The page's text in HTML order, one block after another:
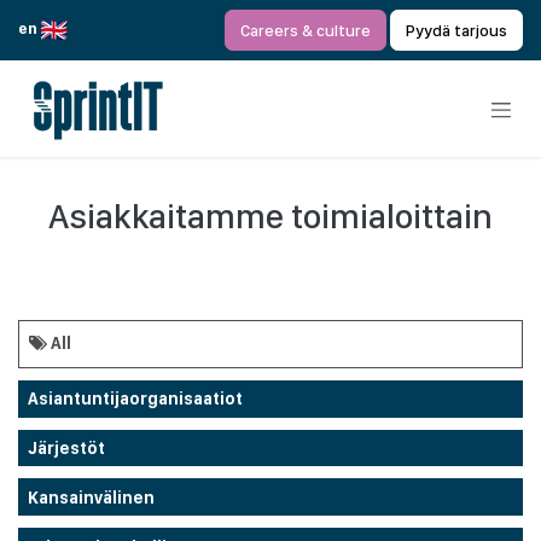
en
Careers & culture Pyydä tarjous
Asiakkaitamme toimialoittain
All
Asiantuntijaorganisaatiot
Järjestöt
Kansainvälinen